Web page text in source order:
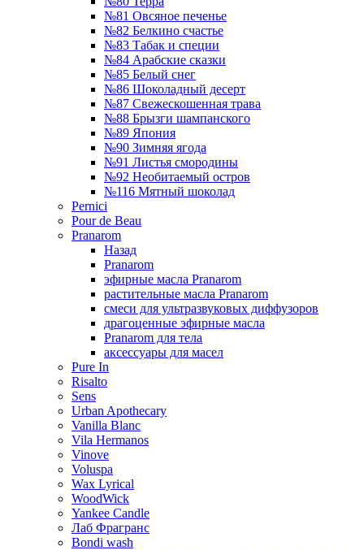
№81 Овсяное печенье
№82 Белкино счастье
№83 Табак и специи
№84 Арабские сказки
№85 Белый снег
№86 Шоколадный десерт
№87 Свежескошенная трава
№88 Брызги шампанского
№89 Япония
№90 Зимняя ягода
№91 Листья смородины
№92 Необитаемый остров
№116 Мятный шоколад
Pernici
Pour de Beau
Pranarom
Назад
Pranarom
эфирные масла Pranarom
растительные масла Pranarom
смеси для ультразвуковых диффузоров
драгоценные эфирные масла
Pranarom для тела
аксессуары для масел
Pure In
Risalto
Sens
Urban Apothecary
Vanilla Blanc
Vila Hermanos
Vinove
Voluspa
Wax Lyrical
WoodWick
Yankee Candle
Лаб Фрагранс
Bondi wash